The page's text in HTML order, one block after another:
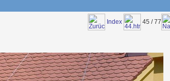
Index 45 / 77